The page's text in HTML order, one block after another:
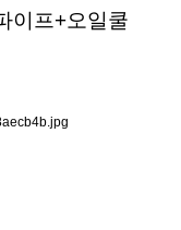
이프+오일쿨